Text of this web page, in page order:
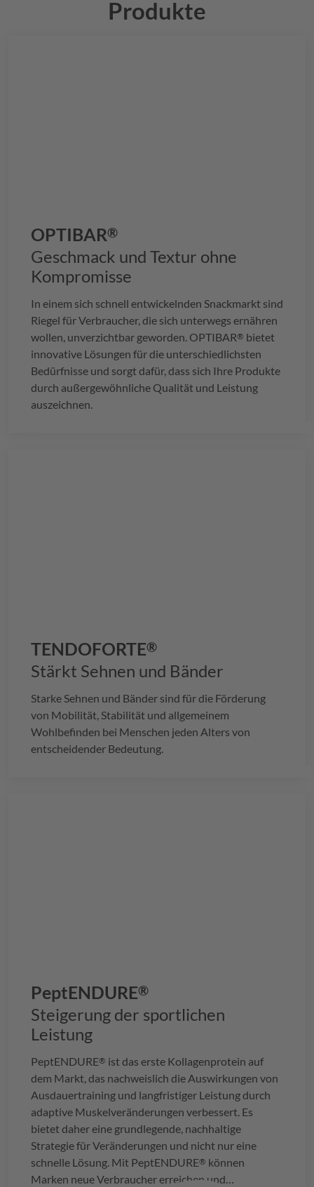
Produkte
OPTIBAR®
Geschmack und Textur ohne
Kompromisse
In einem sich schnell entwickelnden Snackmarkt sind
Riegel für Verbraucher, die sich unterwegs ernähren
wollen, unverzichtbar geworden. OPTIBAR® bietet
innovative Lösungen für die unterschiedlichsten
Bedürfnisse und sorgt dafür, dass sich Ihre Produkte
durch außergewöhnliche Qualität und Leistung
auszeichnen.
TENDOFORTE®
Stärkt Sehnen und Bänder
Starke Sehnen und Bänder sind für die Förderung
von Mobilität, Stabilität und allgemeinem
Wohlbefinden bei Menschen jeden Alters von
entscheidender Bedeutung.
PeptENDURE®
Steigerung der sportlichen
Leistung
PeptENDURE® ist das erste Kollagenprotein auf
dem Markt, das nachweislich die Auswirkungen von
Ausdauertraining und langfristiger Leistung durch
adaptive Muskelveränderungen verbessert. Es
bietet daher eine grundlegende, nachhaltige
Strategie für Veränderungen und nicht nur eine
schnelle Lösung. Mit PeptENDURE® können
Marken neue Verbraucher erreichen und